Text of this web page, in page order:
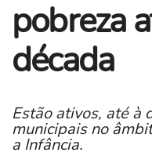
pobreza
década
Estão ativos, até à
municipais no
a Infância.